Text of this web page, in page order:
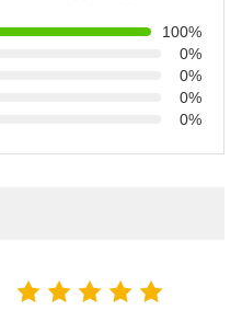
100%
0%
0%
0%
0%